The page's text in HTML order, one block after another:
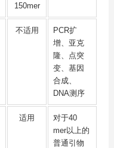
150mer
不适用
PCR扩
增、亚克
隆、点突
变、基因
合成、
DNA测序
适用
对于40
mer以上的
普通引物